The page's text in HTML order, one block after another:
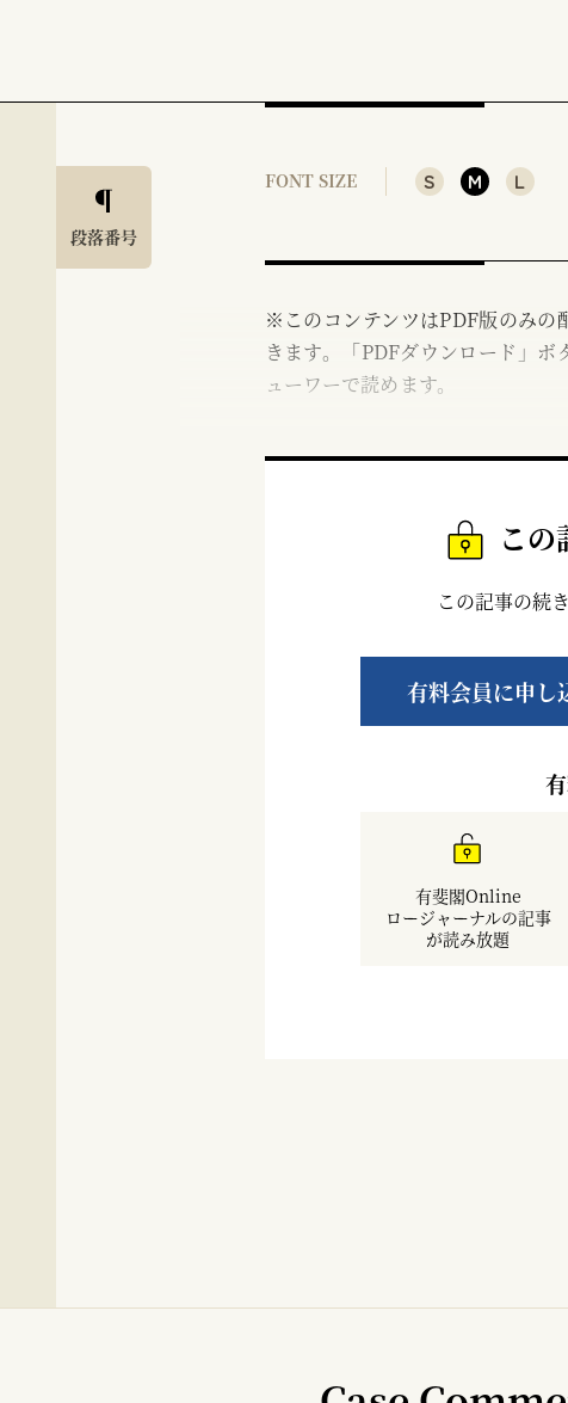
段落番号
FONT SIZE S M L
※このコンテンツはPDF版のみの
きます。「PDFダウンロード」
ューワーで読めます。
こ
この記事の続
有料会員に申
有斐閣Online
ロージャーナルの記事
が読み放題